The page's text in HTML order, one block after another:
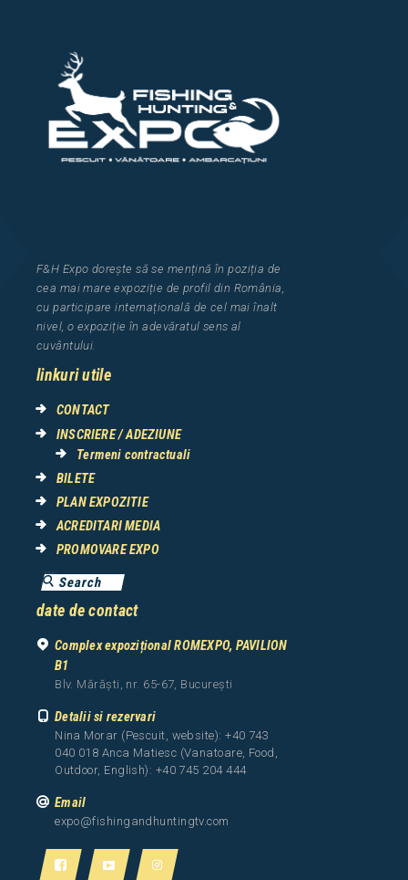
F&H Expo dorește să se mențină în poziția de
cea mai mare expoziție de profil din România,
cu participare internațională de cel maiînalt
nivel, o expoziție în adevăratul sens al
cuvântului.
linkuri utile
CONTACT
INSCRIERE / ADEZIUNE
Termeni contractuali
BILETE
PLAN EXPOZITIE
ACREDITARI MEDIA
PROMOVARE EXPO
date de contact
Complex expozițional ROMEXPO, PAVILION
B1
Blv. Mărăști, nr. 65-67, București
Detalii si rezervari
Nina Morar (Pescuit, website): +40 743
040 018 Anca Matiesc (Vanatoare, Food,
Outdoor, English): +40 745 204 444
Email
expo@fishingandhuntingtv.com